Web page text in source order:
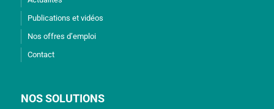
Publications et vidéos
Nos offres d’emploi
Contact
NOS SOLUTIONS